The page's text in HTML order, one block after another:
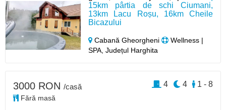
15km pârtia de schi Ciumani,
13km Lacu Roșu, 16km Cheile
Bicazului
Cabană Gheorgheni
Wellness |
SPA, Județul Harghita
3000 RON /casă
Fără masă
1 - 8
4
4